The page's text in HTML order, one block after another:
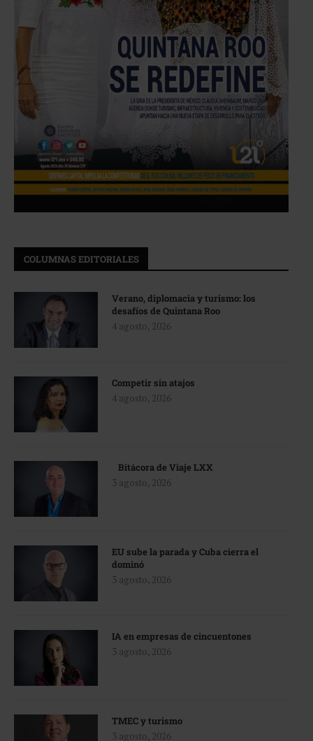
COLUMNAS EDITORIALES
Verano, diplomacia y turismo: los
desafíos de Quintana Roo
4 agosto, 2026
Competir sin atajos
4 agosto, 2026
Bitácora de Viaje LXX
3 agosto, 2026
EU sube la parada y Cuba cierra el
dominó
3 agosto, 2026
IA en empresas de cincuentones
3 agosto, 2026
TMEC y turismo
3 agosto, 2026